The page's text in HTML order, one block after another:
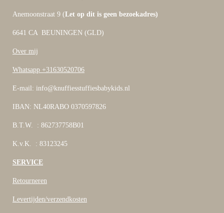
Anemoonstraat 9 (Let op dit is geen bezoekadres)
6641 CA BEUNINGEN (GLD)
Over mij
Whatsapp +31630520706
E-mail: info@knuffiesstuffiesbabykids.nl
IBAN: NL40RABO 0370597826
B.T.W. : 862737758B01
K.v.K. : 83123245
SERVICE
Retourneren
Levertijden/verzendkosten